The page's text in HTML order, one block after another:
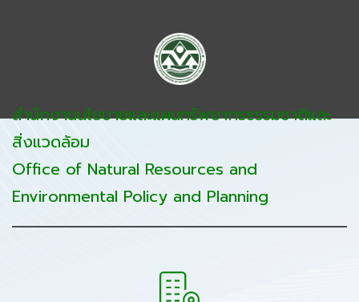
สำนักงานนโยบายและแผนทรัพยากรธรรมชาติและ
สิ่งแวดล้อม
Office of Natural Resources and
Environmental Policy and Planning